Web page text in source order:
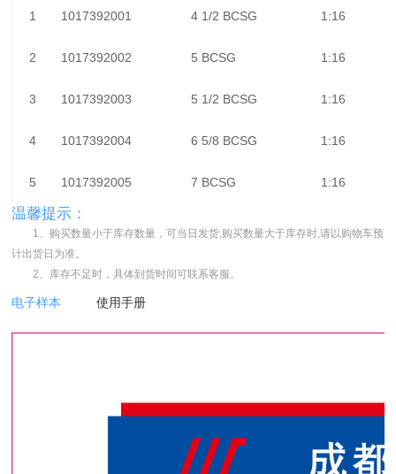
1 1017392001 4 1/2 BCSG 1:16
2 1017392002 5 BCSG 1:16
3 1017392003 5 1/2 BCSG 1:16
4 1017392004 6 5/8 BCSG 1:16
5 1017392005 7 BCSG 1:16
温馨提示：
1、购买数量小于库存数量，可当日发货,购买数量大于库存时,请以购物车预
计出货日为准。
2、库存不足时，具体到货时间可联系客服。
电子样本 使用手册